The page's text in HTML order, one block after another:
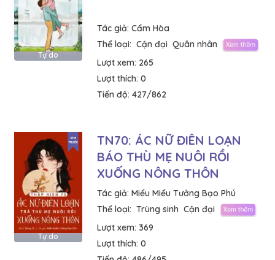
Tự do
Tác giả: Cẩm Hòa
Thể loại: Cận đại Quân nhân
Lượt xem: 265
Lượt thích: 0
Tiến độ: 427/862
Tự do
TN70: ÁC NỮ ĐIÊN LOẠN
BÁO THÙ MẸ NUÔI RỒI
XUỐNG NÔNG THÔN
Tác giả: Miểu Miểu Tưởng Bạo Phú
Thể loại: Trùng sinh Cận đại
Lượt xem: 369
Lượt thích: 0